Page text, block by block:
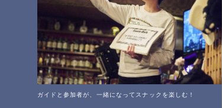
ガイドと参加者が、一緒になってスナックを楽しむ！